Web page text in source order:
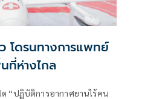
โดรนทางการแพทย์
ที่ห่างไกล
ด “ปฏิบัติการอากาศยานไร้คน